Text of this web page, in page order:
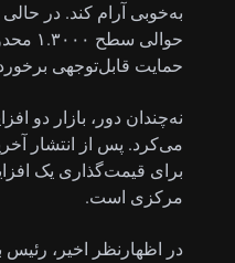
حمایت قابل‌توجهی
برای قیمت‌گذاری یک
مرکزی است.